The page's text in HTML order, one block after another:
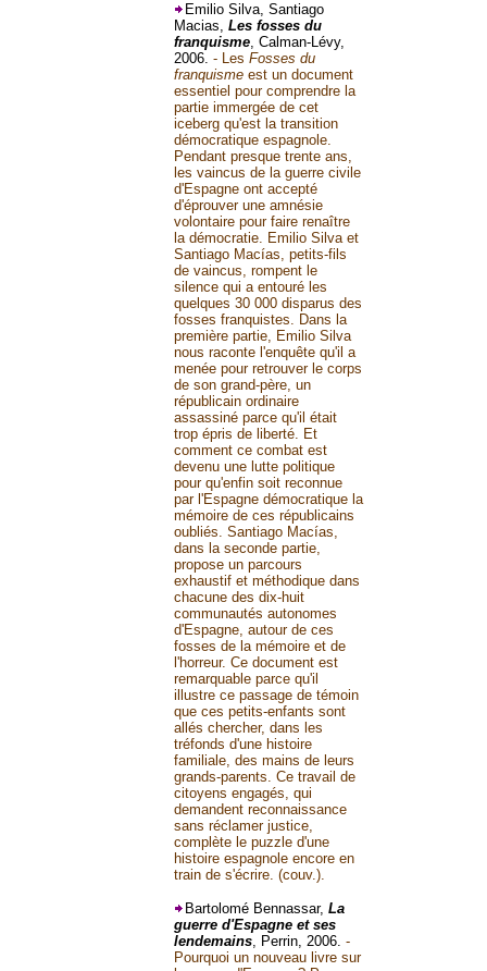
Emilio Silva, Santiago
Macias, Les fosses du
franquisme, Calman-Lévy,
2006. - Les Fosses du
franquisme est un document
essentiel pour comprendre la
partie immergée de cet
iceberg qu'est la transition
démocratique espagnole.
Pendant presque trente ans,
les vaincus de la guerre civile
d'Espagne ont accepté
d'éprouver une amnésie
volontaire pour faire renaître
la démocratie. Emilio Silva et
Santiago Macías, petits-fils
de vaincus, rompent le
silence qui a entouré les
quelques 30 000 disparus des
fosses franquistes. Dans la
première partie, Emilio Silva
nous raconte l'enquête qu'il a
menée pour retrouver le corps
de son grand-père, un
républicain ordinaire
assassiné parce qu'il était
trop épris de liberté. Et
comment ce combat est
devenu une lutte politique
pour qu'enfin soit reconnue
par l'Espagne démocratique la
mémoire de ces républicains
oubliés. Santiago Macías,
dans la seconde partie,
propose un parcours
exhaustif et méthodique dans
chacune des dix-huit
communautés autonomes
d'Espagne, autour de ces
fosses de la mémoire et de
l'horreur. Ce document est
remarquable parce qu'il
illustre ce passage de témoin
que ces petits-enfants sont
allés chercher, dans les
tréfonds d'une histoire
familiale, des mains de leurs
grands-parents. Ce travail de
citoyens engagés, qui
demandent reconnaissance
sans réclamer justice,
complète le puzzle d'une
histoire espagnole encore en
train de s'écrire. (couv.).
Bartolomé Bennassar, La
guerre d'Espagne et ses
lendemains, Perrin, 2006. -
Pourquoi un nouveau livre sur